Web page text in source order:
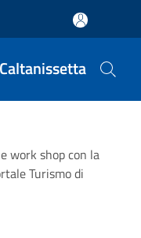
work shop con la
Turismo di